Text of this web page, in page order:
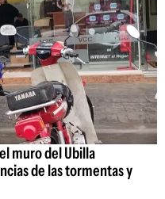
muro del Ubilla
de las tormentas y